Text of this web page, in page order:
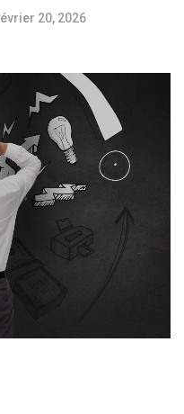
20, 2026